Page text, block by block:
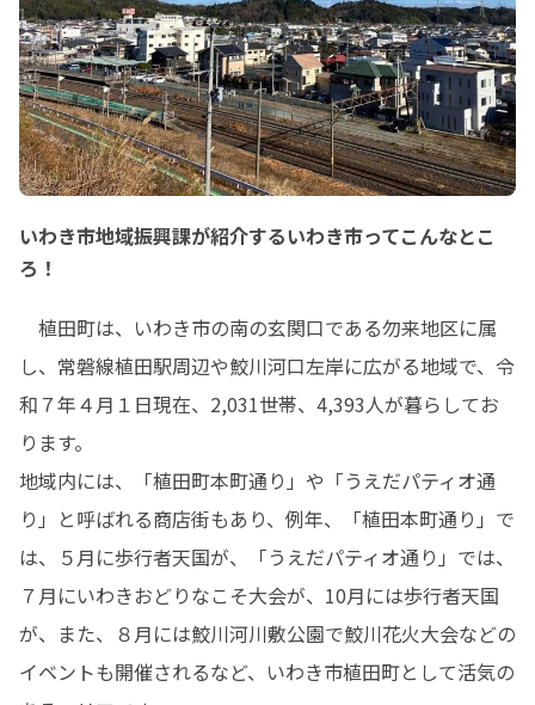
いわき市地域振興課が紹介するいわき市ってこんなとこ
ろ！
植田町は、いわき市の南の玄関口である勿来地区に属
し、常磐線植田駅周辺や鮫川河口左岸に広がる地域で、令
和７年４月１日現在、2,031世帯、4,393人が暮らしてお
ります。
地域内には、「植田町本町通り」や「うえだパティオ通
り」と呼ばれる商店街もあり、例年、「植田本町通り」で
は、５月に歩行者天国が、「うえだパティオ通り」では、
７月にいわきおどりなこそ大会が、10月には歩行者天国
が、また、８月には鮫川河川敷公園で鮫川花火大会などの
イベントも開催されるなど、いわき市植田町として活気の